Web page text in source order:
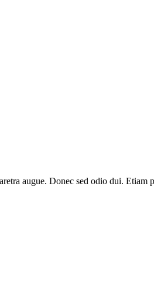
augue. Donec sed odio dui. Etiam